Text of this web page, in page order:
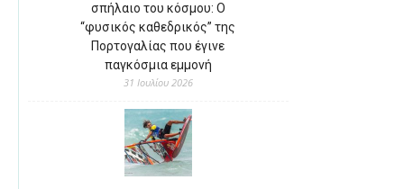
σπήλαιο του κόσμου: Ο
“φυσικός καθεδρικός” της
Πορτογαλίας που έγινε
παγκόσμια εμμονή
31 Ιουλίου 2026